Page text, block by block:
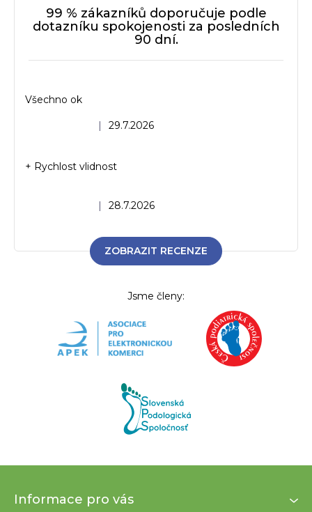
99 % zákazníků doporučuje podle
dotazníku spokojenosti za posledních
90 dní.
Hodnocení obchodu je 5 z 5 hvězdiček.
29.7.2026
Všechno ok
Hodnocení obchodu je 5 z 5 hvězdiček.
28.7.2026
+ Rychlost vlidnost
ZOBRAZIT RECENZE
Jsme členy:
Informace pro vás